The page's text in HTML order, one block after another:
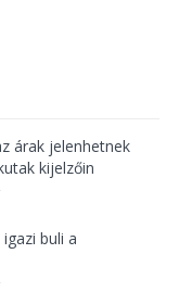
árak jelenhetnek
kijelzőin
buli a